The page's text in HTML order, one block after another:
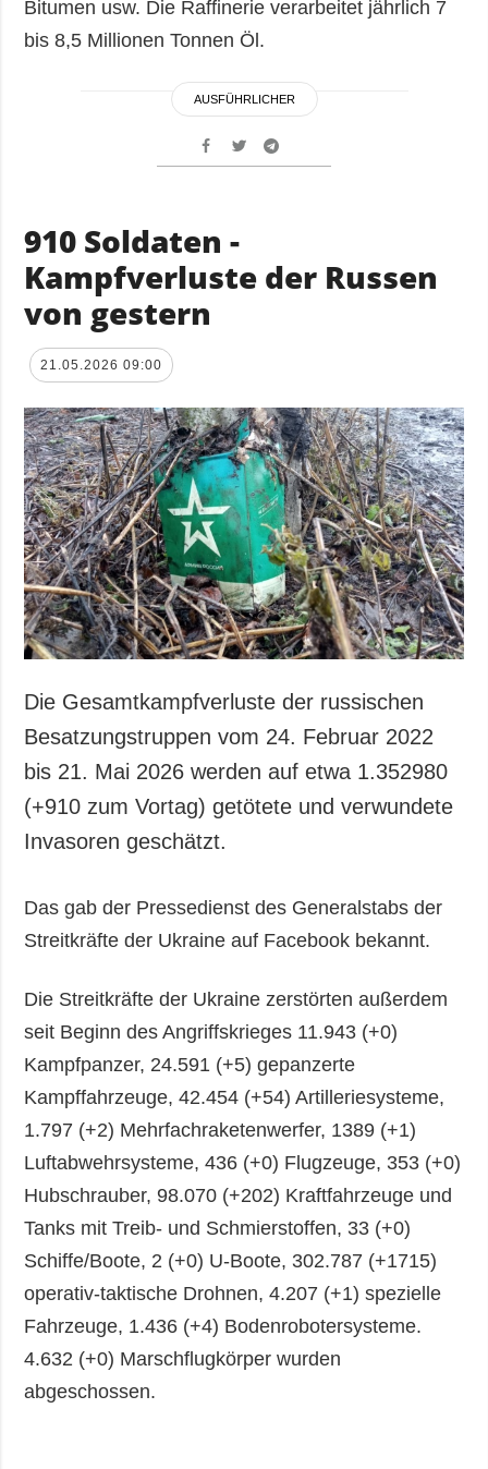
Bitumen usw. Die Raffinerie verarbeitet jährlich 7
bis 8,5 Millionen Tonnen Öl.
AUSFÜHRLICHER
910 Soldaten -
Kampfverluste der Russen
von gestern
21.05.2026 09:00
Die Gesamtkampfverluste der russischen
Besatzungstruppen vom 24. Februar 2022
bis 21. Mai 2026 werden auf etwa 1.352980
(+910 zum Vortag) getötete und verwundete
Invasoren geschätzt.
Das gab der Pressedienst des Generalstabs der
Streitkräfte der Ukraine auf Facebook bekannt.
Die Streitkräfte der Ukraine zerstörten außerdem
seit Beginn des Angriffskrieges 11.943 (+0)
Kampfpanzer, 24.591 (+5) gepanzerte
Kampffahrzeuge, 42.454 (+54) Artilleriesysteme,
1.797 (+2) Mehrfachraketenwerfer, 1389 (+1)
Luftabwehrsysteme, 436 (+0) Flugzeuge, 353 (+0)
Hubschrauber, 98.070 (+202) Kraftfahrzeuge und
Tanks mit Treib- und Schmierstoffen, 33 (+0)
Schiffe/Boote, 2 (+0) U-Boote, 302.787 (+1715)
operativ-taktische Drohnen, 4.207 (+1) spezielle
Fahrzeuge, 1.436 (+4) Bodenrobotersysteme.
4.632 (+0) Marschflugkörper wurden
abgeschossen.